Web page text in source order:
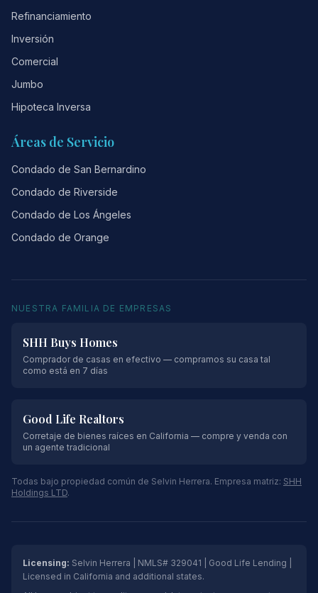
Refinanciamiento
Inversión
Comercial
Jumbo
Hipoteca Inversa
Áreas de Servicio
Condado de San Bernardino
Condado de Riverside
Condado de Los Ángeles
Condado de Orange
NUESTRA FAMILIA DE EMPRESAS
SHH Buys Homes
Comprador de casas en efectivo — compramos su casa tal
como está en 7 días
Good Life Realtors
Corretaje de bienes raíces en California — compre y venda con
un agente tradicional
Todas bajo propiedad común de Selvin Herrera. Empresa matriz: SHH
Holdings LTD.
Licensing: Selvin Herrera | NMLS# 329041 | Good Life Lending |
Licensed in California and additional states.